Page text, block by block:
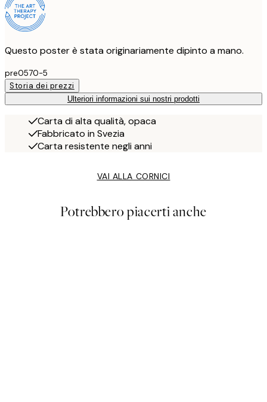
Questo poster è stata originariamente dipinto a mano.
pre0570-5
Storia dei prezzi
Ulteriori informazioni sui nostri prodotti
Carta di alta qualità, opaca
Fabbricato in Svezia
Carta resistente negli anni
VAI ALLA CORNICI
Potrebbero piacerti anche